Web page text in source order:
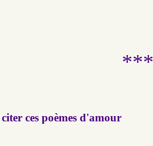
***
ces poèmes d'amour